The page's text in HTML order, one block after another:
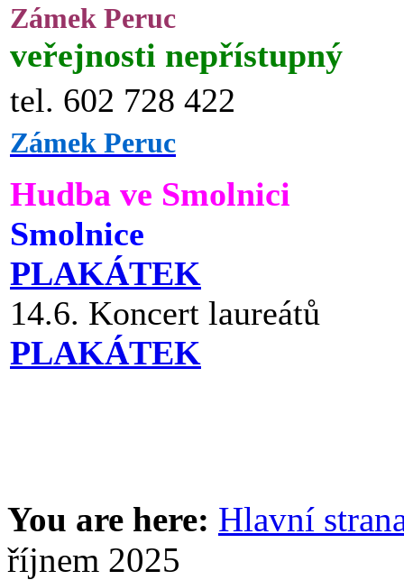
Zámek Peruc
veřejnosti nepřístupný
tel. 602 728 422
Zámek Peruc
Hudba ve Smolnici
Smolnice
PLAKÁTEK
14.6. Koncert laureátů
PLAKÁTEK
You are here: Hlavní
říjnem 2025